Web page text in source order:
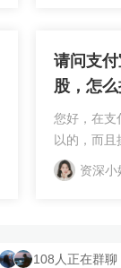
请问支
股，怎
您好，在支
以的，而且
过支付宝，
进行开户，
资深小
108人正在群聊